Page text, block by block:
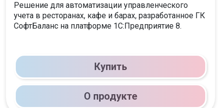
Решение для автоматизации управленческого
учета в ресторанах, кафе и барах, разработанное ГК
СофтБаланс на платформе 1С:Предприятие 8.
Купить
О продукте